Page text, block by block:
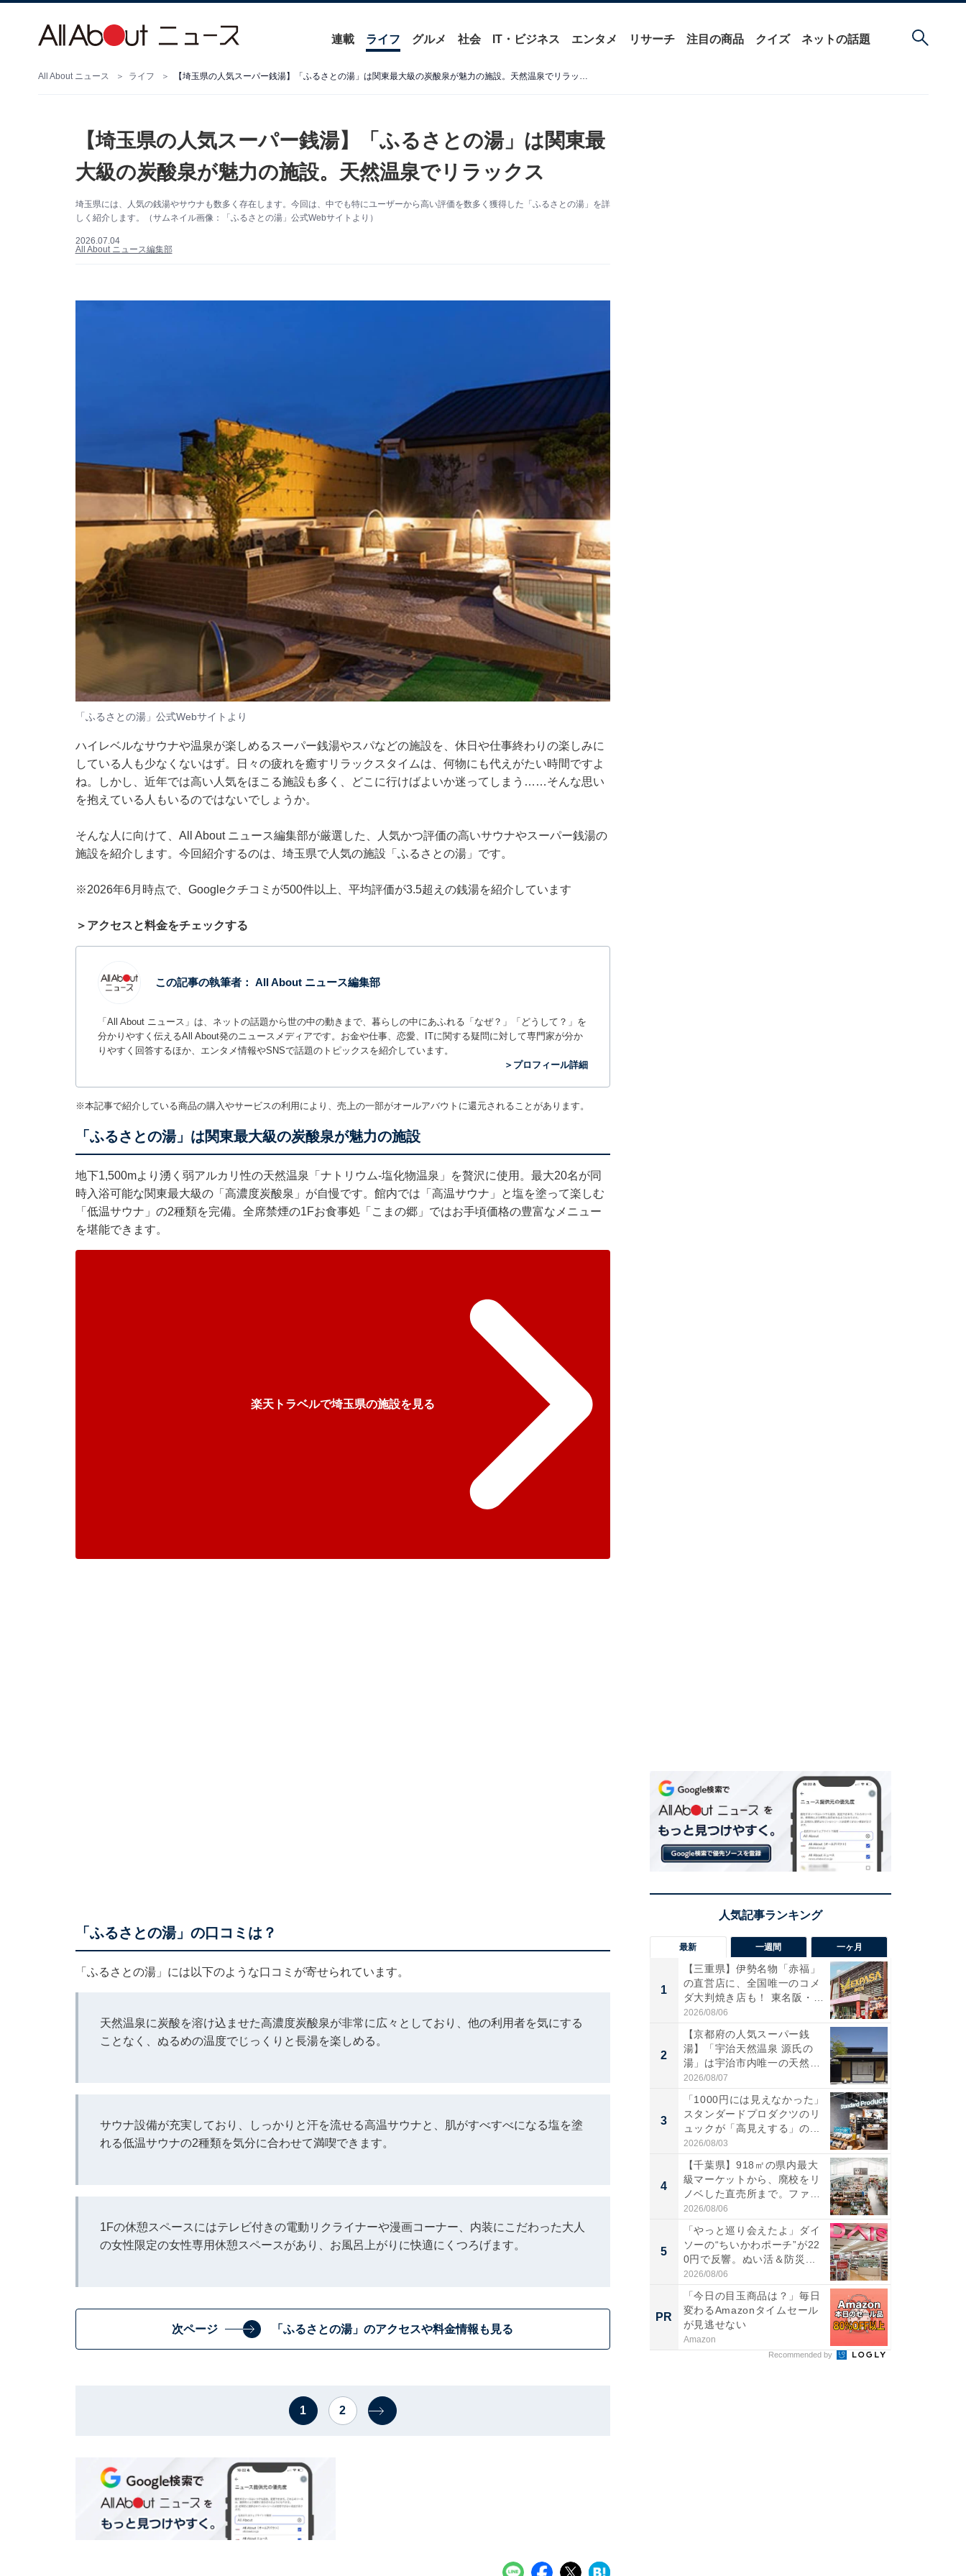
連載 ライフ グルメ 社会 IT・ビジネス エンタメ リサーチ 注目の商品 クイズ ネットの話題
All About ニュース ライフ 【埼玉県の人気スーパー銭湯】「ふるさとの湯」は関東最大級の炭酸泉が魅力の施設。天然温泉でリラックス
【埼玉県の人気スーパー銭湯】「ふるさとの湯」は関東最
大級の炭酸泉が魅力の施設。天然温泉でリラックス
埼玉県には、人気の銭湯やサウナも数多く存在します。今回は、中でも特にユーザーから高い評価を数多く獲得した「ふるさとの湯」を詳
しく紹介します。（サムネイル画像：「ふるさとの湯」公式Webサイトより）
2026.07.04
All About ニュース編集部
「ふるさとの湯」公式Webサイトより
ハイレベルなサウナや温泉が楽しめるスーパー銭湯やスパなどの施設を、休日や仕事終わりの楽しみに
している人も少なくないはず。日々の疲れを癒すリラックスタイムは、何物にも代えがたい時間ですよ
ね。しかし、近年では高い人気をほこる施設も多く、どこに行けばよいか迷ってしまう……そんな思い
を抱えている人もいるのではないでしょうか。
そんな人に向けて、All About ニュース編集部が厳選した、人気かつ評価の高いサウナやスーパー銭湯の
施設を紹介します。今回紹介するのは、埼玉県で人気の施設「ふるさとの湯」です。
※2026年6月時点で、Googleクチコミが500件以上、平均評価が3.5超えの銭湯を紹介しています
＞アクセスと料金をチェックする
この記事の執筆者： All About ニュース編集部
「All About ニュース」は、ネットの話題から世の中の動きまで、暮らしの中にあふれる「なぜ？」「どうして？」を
分かりやすく伝えるAll About発のニュースメディアです。お金や仕事、恋愛、ITに関する疑問に対して専門家が分か
りやすく回答するほか、エンタメ情報やSNSで話題のトピックスを紹介しています。
＞プロフィール詳細
※本記事で紹介している商品の購入やサービスの利用により、売上の一部がオールアバウトに還元されることがあります。
「ふるさとの湯」は関東最大級の炭酸泉が魅力の施設
地下1,500mより湧く弱アルカリ性の天然温泉「ナトリウム-塩化物温泉」を贅沢に使用。最大20名が同
時入浴可能な関東最大級の「高濃度炭酸泉」が自慢です。館内では「高温サウナ」と塩を塗って楽しむ
「低温サウナ」の2種類を完備。全席禁煙の1Fお食事処「こまの郷」ではお手頃価格の豊富なメニュー
を堪能できます。
楽天トラベルで埼玉県の施設を見る
「ふるさとの湯」の口コミは？
「ふるさとの湯」には以下のような口コミが寄せられています。
天然温泉に炭酸を溶け込ませた高濃度炭酸泉が非常に広々としており、他の利用者を気にする
ことなく、ぬるめの温度でじっくりと長湯を楽しめる。
サウナ設備が充実しており、しっかりと汗を流せる高温サウナと、肌がすべすべになる塩を塗
れる低温サウナの2種類を気分に合わせて満喫できます。
1Fの休憩スペースにはテレビ付きの電動リクライナーや漫画コーナー、内装にこだわった大人
の女性限定の女性専用休憩スペースがあり、お風呂上がりに快適にくつろげます。
次ページ 「ふるさとの湯」のアクセスや料金情報も見る
1 2
最新 一週間 一ヶ月
1
【三重県】伊勢名物「赤福」
の直営店に、全国唯一のコメ
ダ大判焼き店も！ 東名阪・
伊...
2026/08/06
2
【京都府の人気スーパー銭
湯】「宇治天然温泉 源氏の
湯」は宇治市内唯一の天然温
泉と...
2026/08/07
3
「1000円には見えなかった」
スタンダードプロダクツのリ
ュックが「高見えする」の...
2026/08/03
4
【千葉県】918㎡の県内最大
級マーケットから、廃校をリ
ノベした直売所まで。ファ
ー...
2026/08/06
5
「やっと巡り会えたよ」ダイ
ソーの“ちいかわポーチ”が22
0円で反響。ぬい活＆防災...
2026/08/06
PR
「今日の目玉商品は？」毎日
変わるAmazonタイムセール
が見逃せない
Amazon
Recommended by